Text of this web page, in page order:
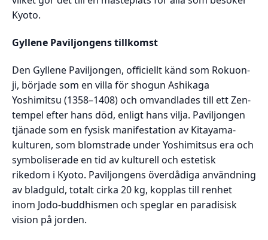
Kyoto.
Gyllene Paviljongens tillkomst
Den Gyllene Paviljongen, officiellt känd som Rokuon-
ji, började som en villa för shogun Ashikaga
Yoshimitsu (1358–1408) och omvandlades till ett Zen-
tempel efter hans död, enligt hans vilja. Paviljongen
tjänade som en fysisk manifestation av Kitayama-
kulturen, som blomstrade under Yoshimitsus era och
symboliserade en tid av kulturell och estetisk
rikedom i Kyoto. Paviljongens överdådiga användning
av bladguld, totalt cirka 20 kg, kopplas till renhet
inom Jodo-buddhismen och speglar en paradisisk
vision på jorden.